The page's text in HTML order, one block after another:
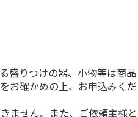
盛りつけの器、小物等は商品
お確かめの上、お申込みくだ
ません。また、ご依頼主様と